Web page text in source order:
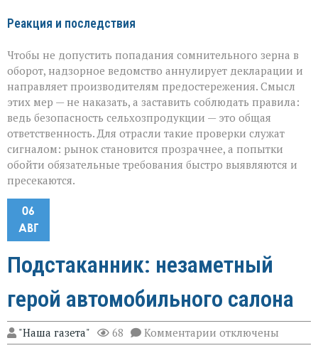
Реакция и последствия
Чтобы не допустить попадания сомнительного зерна в
оборот, надзорное ведомство аннулирует декларации и
направляет производителям предостережения. Смысл
этих мер — не наказать, а заставить соблюдать правила:
ведь безопасность сельхозпродукции — это общая
ответственность. Для отрасли такие проверки служат
сигналом: рынок становится прозрачнее, а попытки
обойти обязательные требования быстро выявляются и
пресекаются.
06
АВГ
Подстаканник: незаметный
герой автомобильного салона
"Наша газета" 68 Комментарии к
записи
отключены